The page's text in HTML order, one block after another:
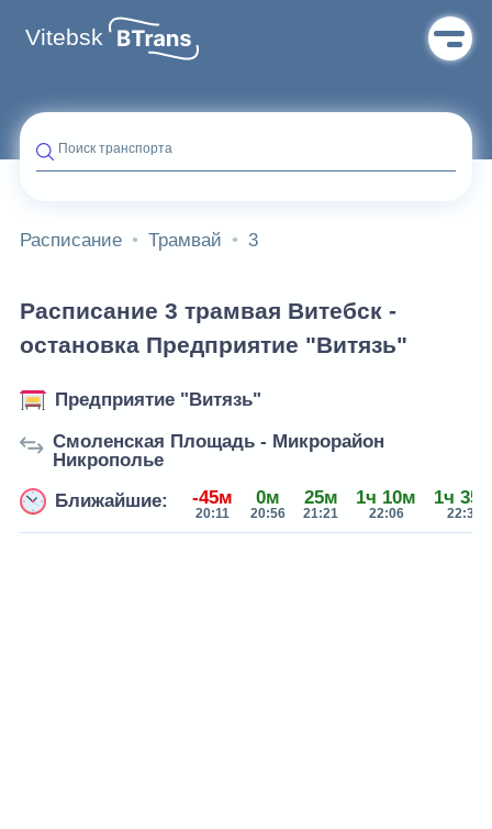
Vitebsk
Поиск транспорта
Расписание Трамвай 3
Расписание 3 трамвая Витебск -
остановка Предприятие "Витязь"
Предприятие "Витязь"
Смоленская Площадь - Микрорайон
Никрополье
Ближайшие:
-45м
20:11
0м
20:56
25м
21:21
1ч 10м
22:06
1ч
22:31